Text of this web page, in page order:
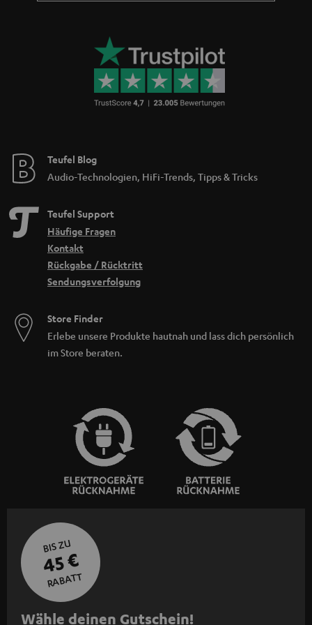
Teufel Blog
Audio-Technologien, HiFi-Trends, Tipps & Tricks
Teufel Support
Häufige Fragen
Kontakt
Rückgabe / Rücktritt
Sendungsverfolgung
Store Finder
Erlebe unsere Produkte hautnah und lass dich persönlich
im Store beraten.
BIS ZU
45 €
RABATT
N
Wähle deinen Gutschein!